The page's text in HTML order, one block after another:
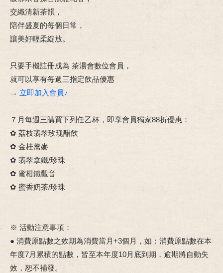
交織清新茶韻，
陪伴盛夏的每個日常，
讓美好輕柔綻放。
只要手機註冊成為 茶湯會數位會員，
就可以享有每週三指定飲品優惠
→ 立即加入會員♪
７月每週三購買下列任乙杯，即享會員獨家88折優惠：
✿ 荔枝翡翠玫瑰醋飲
✿ 金桂蕎麥
✿ 翡翠拿鐵/珍珠
✿ 蜜柑鐵觀音
✿ 蜜香奶茶/珍珠
※ 活動注意事項：
● 消費原點數之效期為消費當月+3個月，如：消費原點數在本
年度7月累積的點數，皆至本年度10月底到期，逾期將自動失
效，恕不補發。